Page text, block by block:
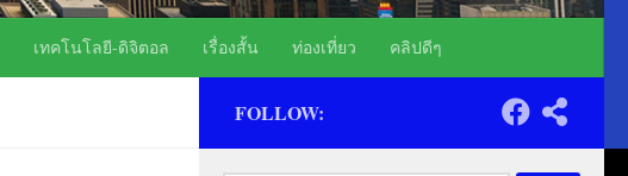
เทคโนโลยี-ดิจิตอล เรื่องสั้น ท่องเที่ยว คลิปดีๆ
FOLLOW: